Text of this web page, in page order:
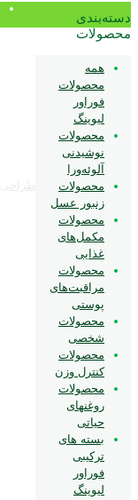
دسته‌بندی
محصولات
همه
محصولات
فوراور
لیوینگ
محصولات
نوشیدنی
آلوئه‌ورا
محصولات
زنبور عسل
محصولات
مکمل‌های
غذایی
محصولات
مراقبت‌های
پوستی
محصولات
شخصی
محصولات
کنترل وزن
محصولات
روغنهای
حیاتی
بسته های
ترکیبی
فوراور
لیوینگ